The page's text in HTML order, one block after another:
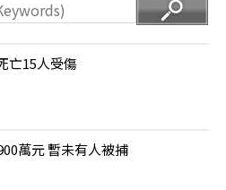
亡15人受傷
萬元 暫未有人被捕